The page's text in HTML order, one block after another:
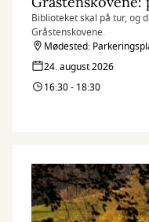
Biblioteket skal på tur, og
Gråstenskovene.
Mødested:
24. august 2026
16:30 - 18:30